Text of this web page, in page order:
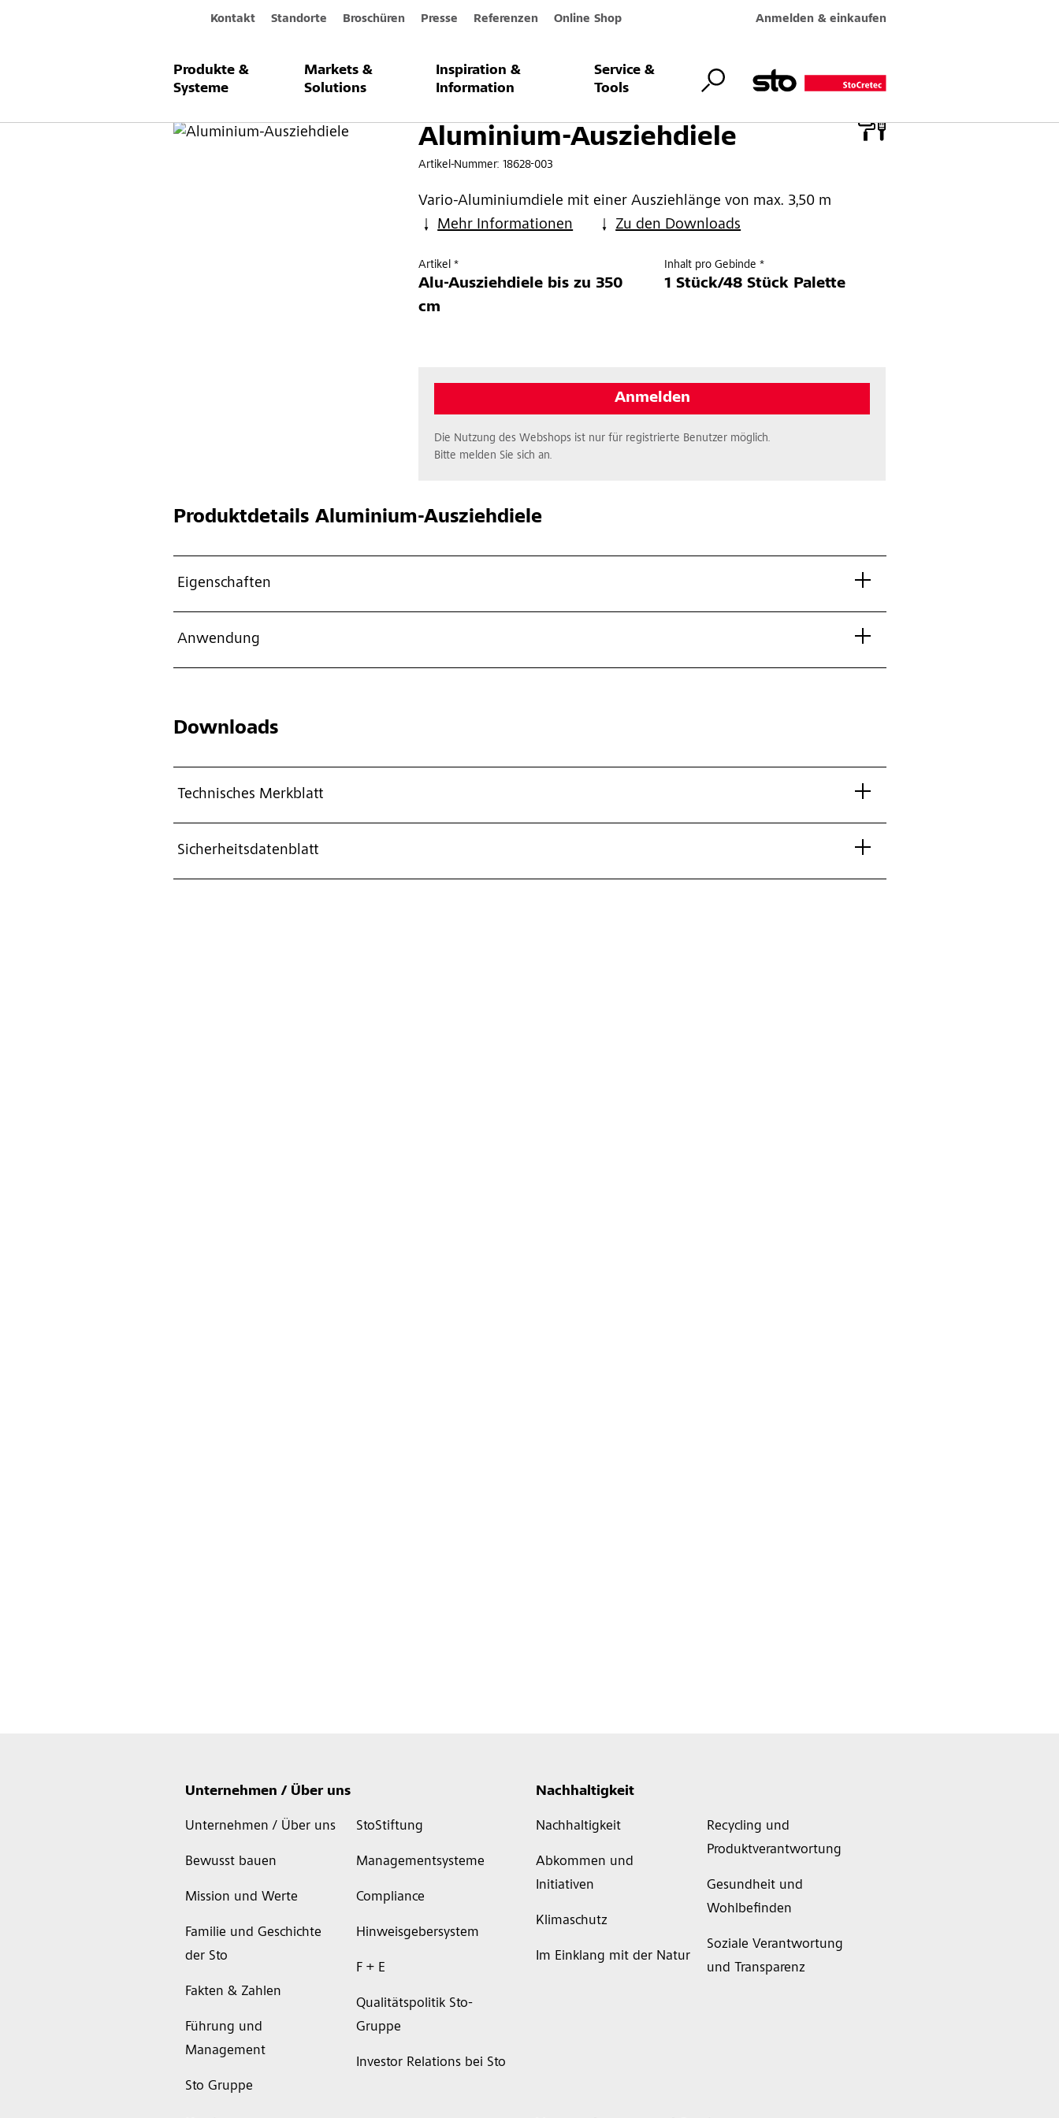
Kontakt Standorte Broschüren Presse Referenzen Online Shop Anmelden & einkaufen
Produkte &
Systeme
Markets &
Solutions
Inspiration &
Information
Service &
Tools
Produkte & Systeme Aluminium-Ausziehdiele
Aluminium-Ausziehdiele
Artikel-Nummer:18628-003
Vario-Aluminiumdiele mit einer Ausziehlänge von max. 3,50 m
Mehr Informationen
Zu den Downloads
Artikel *
Alu-Ausziehdiele bis zu 350
cm
Inhalt pro Gebinde *
1 Stück/48 Stück Palette
Anmelden
Die Nutzung des Webshops ist nur für registrierte Benutzer möglich.
Bitte melden Sie sich an.
ProduktdetailsAluminium-Ausziehdiele
Eigenschaften
Anwendung
Downloads
Technisches Merkblatt
Sicherheitsdatenblatt
Unternehmen / Über uns
Unternehmen / Über uns
Bewusst bauen
Mission und Werte
Familie und Geschichte
der Sto
Fakten & Zahlen
Führung und
Management
Sto Gruppe
StoStiftung
Managementsysteme
Compliance
Hinweisgebersystem
F + E
Qualitätspolitik Sto-
Gruppe
Investor Relations bei Sto
Nachhaltigkeit
Nachhaltigkeit
Abkommen und
Initiativen
Klimaschutz
Im Einklang mit der Natur
Recycling und
Produktverantwortung
Gesundheit und
Wohlbefinden
Soziale Verantwortung
und Transparenz